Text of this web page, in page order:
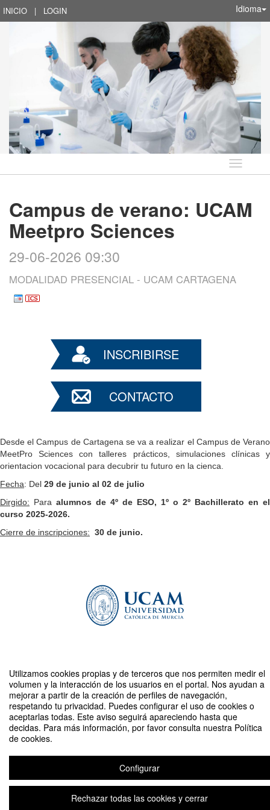
Utilizamos cookies propias y de terceros que nos permiten medir el
volumen y la interacción de los usuarios en el portal. Nos ayudan a
mejorar a partir de la creación de perfiles de navegación,
respetando tu privacidad. Puedes configurar el uso de cookies o
aceptarlas todas. Este aviso seguirá apareciendo hasta que
decidas. Para más información, por favor consulta nuestra Política
de cookies.
Configurar
Rechazar todas las cookies y cerrar
INICIO | LOGIN Idioma
Idioma
Campus de verano: UCAM
Meetpro Sciences
29-06-2026 09:30
MODALIDAD PRESENCIAL - UCAM CARTAGENA
INSCRIBIRSE
CONTACTO
Desde el Campus de Cartagena se va a realizar el Campus de Verano
MeetPro Sciences con talleres prácticos, simulaciones clínicas y
orientacion vocacional para decubrir tu futuro en la cienca.
Fecha: Del 29 de junio al 02 de julio
Dirgido: Para alumnos de 4º de ESO, 1º o 2º Bachillerato en el
curso 2025-2026.
Cierre de inscripciones: 30 de junio.
Compartir por email
Campus de verano: UCAM Meetpro Sciences
Plataforma de organización de eventos Symposium